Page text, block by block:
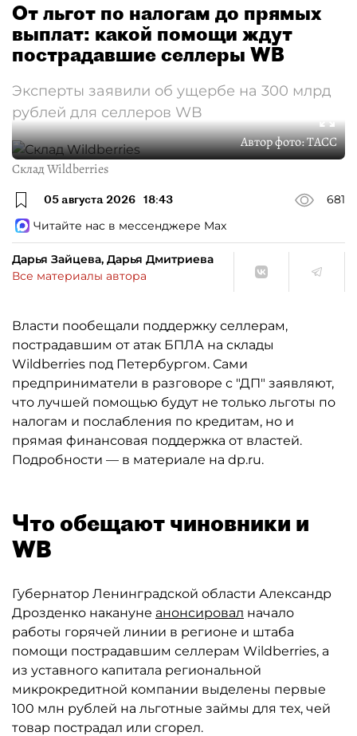
От льгот по налогам до прямых
выплат: какой помощи ждут
пострадавшие селлеры WB
Эксперты заявили об ущербе на 300 млрд
рублей для селлеров WB
Автор фото:ТАСС
Склад Wildberries
05 августа 2026 18:43
681
Читайте нас в мессенджере Max
Дарья Зайцева, Дарья Дмитриева
Все материалы автора
Власти пообещали поддержку селлерам,
пострадавшим от атак БПЛА на склады
Wildberries под Петербургом. Сами
предприниматели в разговоре с "ДП" заявляют,
что лучшей помощью будут не только льготы по
налогам и послабления по кредитам, но и
прямая финансовая поддержка от властей.
Подробности — в материале на dp.ru.
Что обещают чиновники и
WB
Губернатор Ленинградской области Александр
Дрозденко накануне анонсировал начало
работы горячей линии в регионе и штаба
помощи пострадавшим селлерам Wildberries, а
из уставного капитала региональной
микрокредитной компании выделены первые
100 млн рублей на льготные займы для тех, чей
товар пострадал или сгорел.